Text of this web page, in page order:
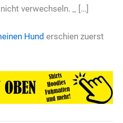
verwechseln. _ […]
Hund erschien zuerst